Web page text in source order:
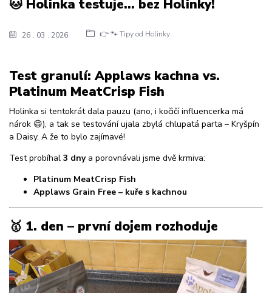
26 03 2026 👉 🐾 Tipy od Holinky
🐱 Holinka testuje… bez Holinky!
Test granulí: Applaws kachna vs.
Platinum MeatCrisp Fish
Holinka si tentokrát dala pauzu (ano, i kočičí influencerka má
nárok 😄), a tak se testování ujala zbylá chlupatá parta – Kryšpín
a Daisy. A že to bylo zajímavé!
Test probíhal 3 dnya porovnávali jsme dvě krmiva:
Platinum MeatCrisp Fish
Applaws Grain Free – kuře s kachnou
🥇 1. den – první dojem rozhoduje